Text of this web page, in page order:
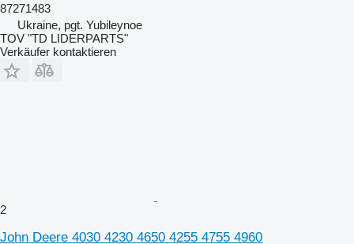
87271483
Ukraine, pgt. Yubileynoe
TOV "TD LIDERPARTS"
Verkäufer kontaktieren
2
John Deere 4030 4230 4650 4255 4755 4960